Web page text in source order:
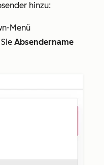
hinzu:
Menü
Absendername